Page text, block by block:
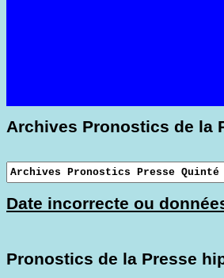
Archives Pronostics de la
Date incorrecte ou
Pronostics de la Presse